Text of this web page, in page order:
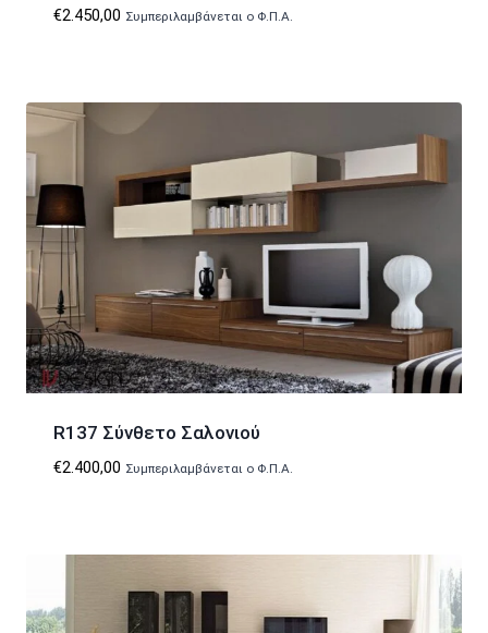
€2.450,00 Συμπεριλαμβάνεται ο Φ.Π.Α.
R137 Σύνθετο Σαλονιού
€2.400,00 Συμπεριλαμβάνεται ο Φ.Π.Α.